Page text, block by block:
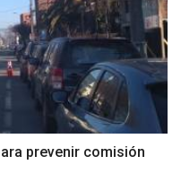
prevenir comisión